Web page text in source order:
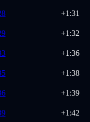
+1:31
+1:32
+1:36
+1:38
+1:39
+1:42